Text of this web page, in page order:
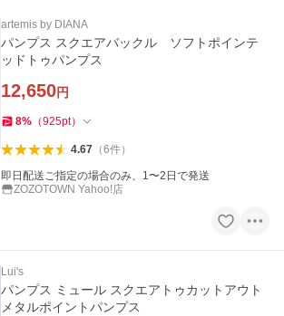
artemis by DIANA
パンプス スクエアバックル ソフトポインテ
ッドトゥパンプス
12,650円
8% （925pt）
4.67（6件）
即日配送ご指定の場合のみ、1〜2日で発送
ZOZOTOWN Yahoo!店
Lui's
パンプス ミュール スクエアトゥカットアウト
メタルポイントパンプス